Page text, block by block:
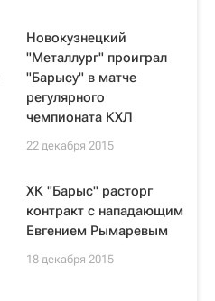
Новокузнецкий
"Металлург" проиграл
"Барысу" в матче
регулярного
чемпионата КХЛ
22 декабря 2015
ХК "Барыс" расторг
контракт с нападающим
Евгением Рымаревым
18 декабря 2015